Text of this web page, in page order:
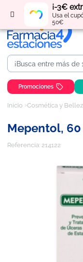
¡-3€
Usa el
50€
Regístrate
Promociones
Inicio Cosmética y
Mepentol,
Referencia: 214122